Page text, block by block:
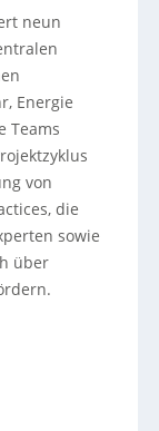
neun
Energie
Teams
von
die
sowie
über